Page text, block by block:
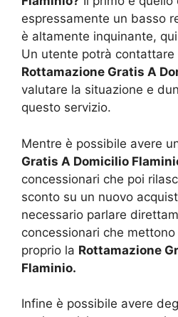
espressamente un basso
è altamente inquinante,
Un utente potrà
Rottamazione Gratis A
valutare la situazione e
questo servizio.
Mentre è possibile avere
Gratis A Domicilio
concessionari che poi
sconto su un nuovo
necessario parlare
concessionari che
proprio la Rottamazione
Flaminio.
Infine è possibile avere